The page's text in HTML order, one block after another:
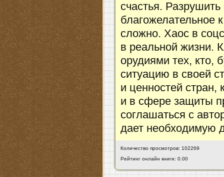
счастья.
благожелательное
сложно. Хаос в
в реальной жизни.
орудиями тех, кто,
ситуацию в своей
и ценностей стран,
и в сфере защиты
соглашаться с
дает необходимую
Количество просмотров: 102269
Рейтинг онлайн книги: 0.00